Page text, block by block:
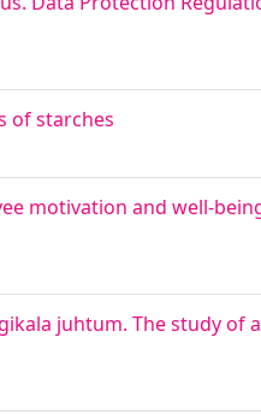
of starches
motivation and well-
juhtum. The study of